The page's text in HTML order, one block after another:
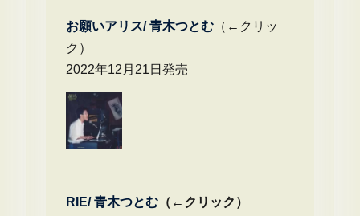
お願いアリス/ 青木つとむ（←クリッ
ク）
2022年12月21日発売
RIE/ 青木つとむ（←クリック）